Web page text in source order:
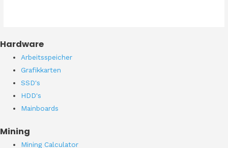
Hardware
Arbeitsspeicher
Grafikkarten
SSD's
HDD's
Mainboards
Mining
Mining Calculator